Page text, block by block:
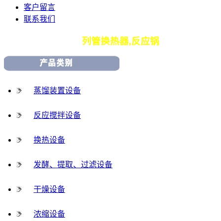
客户留言
联系我们
列管换热器,反应锅
蒸馏装置设备
反应搅拌设备
换热设备
发酵、提取、过滤设备
干燥设备
浓缩设备